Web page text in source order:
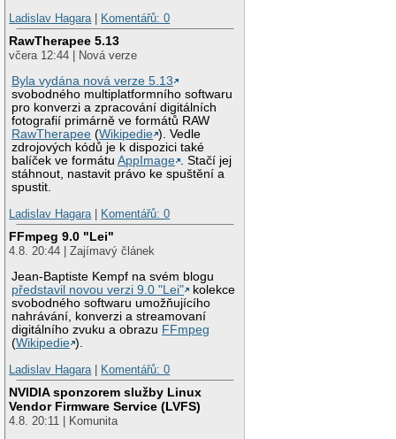
Ladislav Hagara
Komentářů: 0
RawTherapee 5.13
včera 12:44 | Nová verze
Byla vydána nová verze 5.13
svobodného multiplatformního softwaru
pro konverzi a zpracování digitálních
fotografií primárně ve formátů RAW
RawTherapee (Wikipedie ). Vedle
zdrojových kódů je k dispozici také
balíček ve formátuAppImage . Stačí jej
stáhnout, nastavit právo ke spuštění a
spustit.
Ladislav Hagara
Komentářů: 0
FFmpeg 9.0 "Lei"
4.8. 20:44 | Zajímavý článek
Jean-Baptiste Kempf na svém blogu
představil novou verzi 9.0 "Lei"
kolekce
svobodného softwaru umožňujícího
nahrávání, konverzi a streamovaní
digitálního zvuku a obrazu FFmpeg
(Wikipedie ).
Ladislav Hagara
Komentářů: 0
NVIDIA sponzorem služby Linux
Vendor Firmware Service (LVFS)
4.8. 20:11 | Komunita